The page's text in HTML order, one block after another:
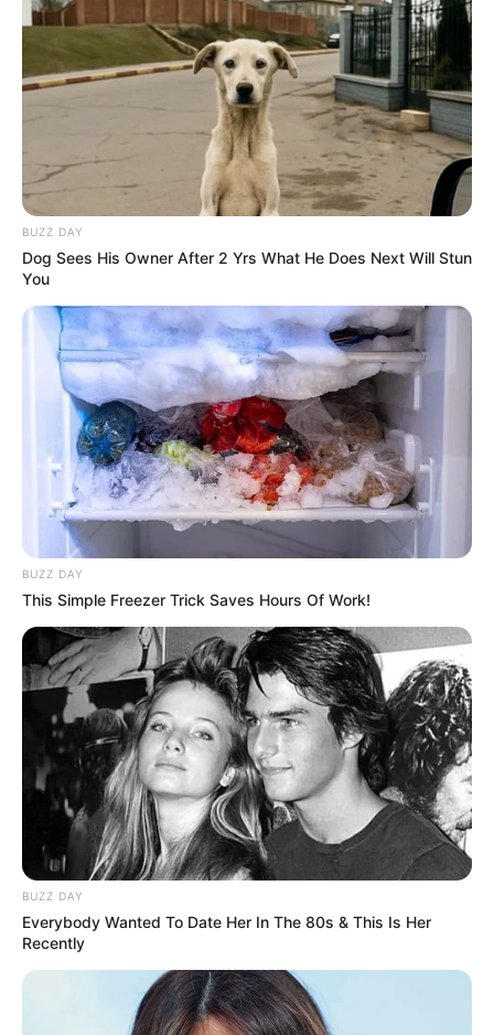
У високогірному селі Закарпаття проклали
асфальт (фото)
«Мамо, тут як у тюрмі…»: що насправді
відбулося в «Артеку» на Закарпатті під час
відпочинку дітей з Вишневого (фото)
Категорії
Без рубрики
Гарячi
Культура
Нам пишуть
Партнерські матеріали
Події
Політика
Спорт
Схеми
[wp-rss-aggregator id="2"]
BUZZ DAY
Dog Sees His Owner After 2 Yrs What He Does Next Will Stun
You
BUZZ DAY
This Simple Freezer Trick Saves Hours Of Work!
BUZZ DAY
Everybody Wanted To Date Her In The 80s & This Is Her
Recently